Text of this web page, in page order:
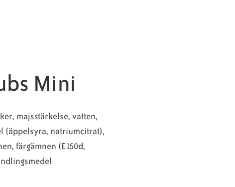
Mini
majsstärkelse, vatten,
(äppelsyra, natriumcitrat),
färgämnen (E150d,